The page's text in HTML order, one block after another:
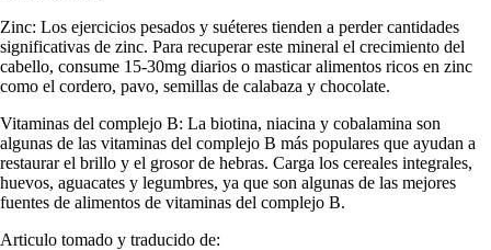
Zinc: Los ejercicios pesados y suéteres tienden a perder cantidades
significativas de zinc. Para recuperar este mineral el crecimiento del
cabello, consume 15-30mg diarios o masticar alimentos ricos en zinc
como el cordero, pavo, semillas de calabaza y chocolate.
Vitaminas del complejo B: La biotina, niacina y cobalamina son
algunas de las vitaminas del complejo B más populares que ayudan a
restaurar el brillo y el grosor de hebras. Carga los cereales integrales,
huevos, aguacates y legumbres, ya que son algunas de las mejores
fuentes de alimentos de vitaminas del complejo B.
Articulo tomado y traducido de: